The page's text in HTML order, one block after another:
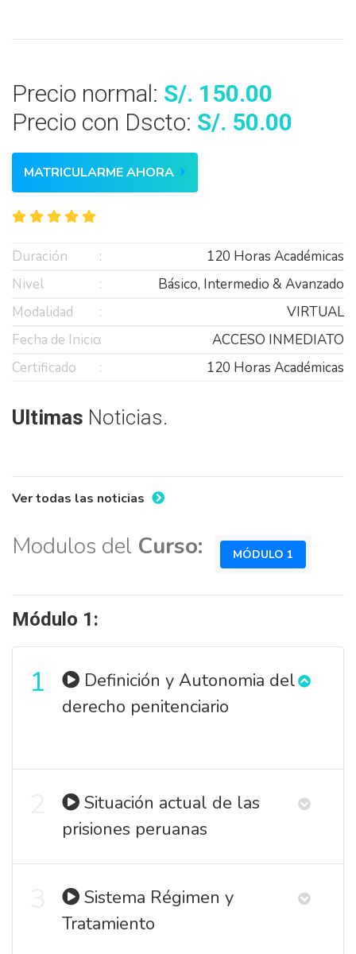
Precio normal: S/. 150.00
Precio con Dscto: S/. 50.00
MATRICULARME AHORA
Duración
120 Horas Académicas
Nivel
Básico, Intermedio & Avanzado
Modalidad
VIRTUAL
Fecha de Inicio
ACCESO INMEDIATO
Certificado
120 Horas Académicas
Ultimas Noticias.
Ver todas las noticias
Modulos del Curso: MÓDULO 1
Módulo 1:
1
derecho penitenciario
prisiones peruanas
Tratamiento